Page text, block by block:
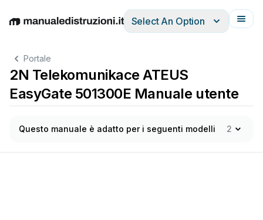
EnglishDeutschEspañolItalianoFrançais
Select An Option
Portale
2N Telekomunikace ATEUS
EasyGate 501300E Manuale utente
Questo manuale è adatto per i seguenti modelli 2